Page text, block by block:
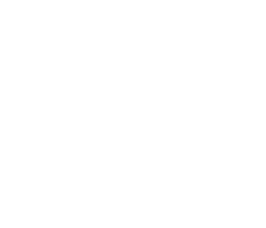
projet à notre service